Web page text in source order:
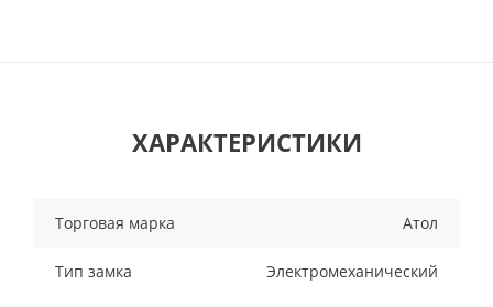
ХАРАКТЕРИСТИКИ
Торговая марка Атол
Тип замка Электромеханический